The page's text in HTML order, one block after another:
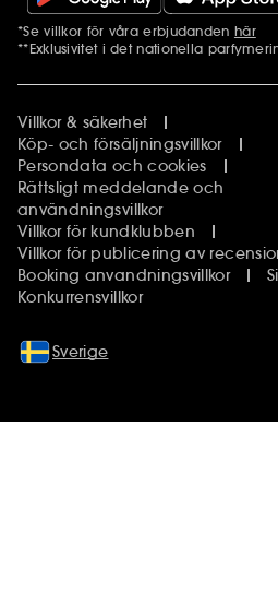
Ytterligare information
*Se villkor för våra erbjudanden här
**Exklusivitet i det nationella
Villkor & säkerhet
Köp- och försäljningsvillkor
Persondata och cookies
Rättsligt meddelande och
användningsvillkor
Villkor för kundklubben
Villkor för publicering av
Booking anvandningsvillkor
Konkurrensvillkor
Sverige